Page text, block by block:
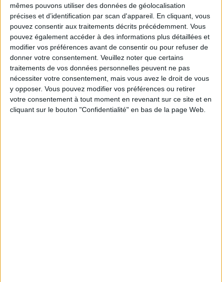
mêmes pouvons utiliser des données de géolocalisation
précises et d’identification par scan d'appareil. En cliquant, vous
pouvez consentir aux traitements décrits précédemment. Vous
pouvez également accéder à des informations plus détaillées et
modifier vos préférences avant de consentir ou pour refuser de
donner votre consentement. Veuillez noter que certains
traitements de vos données personnelles peuvent ne pas
nécessiter votre consentement, mais vous avez le droit de vous
y opposer. Vous pouvez modifier vos préférences ou retirer
votre consentement à tout moment en revenant sur ce site et en
cliquant sur le bouton "Confidentialité" en bas de la page Web.
Combien de kilos souhaitez-vous perdre ?
Moins de
5 kilos
De 5 à 10
kilos
Plus de
10 kilos